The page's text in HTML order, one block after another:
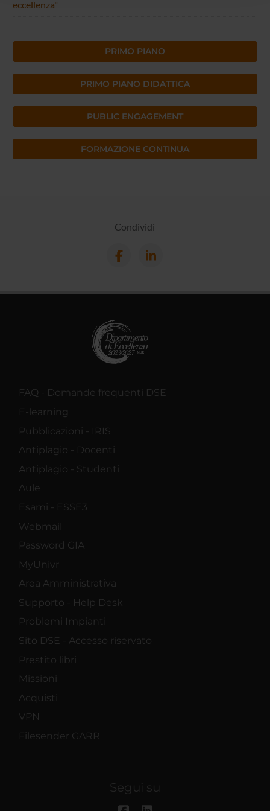
raccolto dal tuo utilizzo dei loro servizi.
eccellenza"
PRIMO PIANO
PRIMO PIANO DIDATTICA
PUBLIC ENGAGEMENT
FORMAZIONE CONTINUA
Condividi
FAQ - Domande frequenti DSE
E-learning
Pubblicazioni - IRIS
Antiplagio - Docenti
Antiplagio - Studenti
Aule
Esami - ESSE3
Webmail
Password GIA
MyUnivr
Area Amministrativa
Supporto - Help Desk
Problemi Impianti
Sito DSE - Accesso riservato
Prestito libri
Missioni
Acquisti
VPN
Filesender GARR
Segui su